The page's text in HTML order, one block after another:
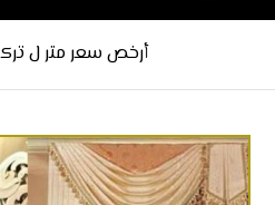
أرخص سعر متر ل